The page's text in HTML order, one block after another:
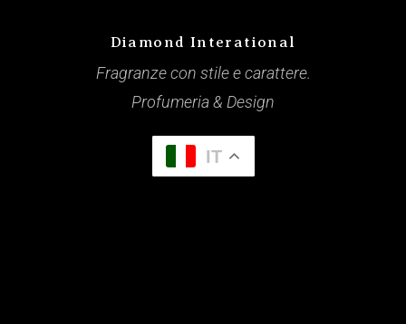
Diamond Interational
Fragranze con stile e carattere.
Profumeria & Design
IT